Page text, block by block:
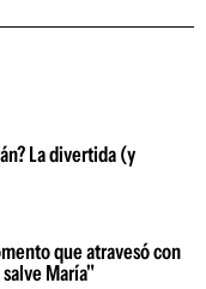
La divertida (y
que atravesó con
María"